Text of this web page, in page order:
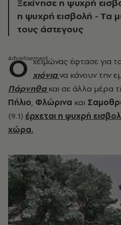
Ξεκίνησε η ψυχρή
η ψυχρή εισβολή - Τα
τους άστεγους
O χειμώνας έφτασε για
χιόνιανα κάνουν την
Πάρνηθα και σε άλλα μέρα
Πήλιο, Φλώρινα και
(9.1) έρχεται η ψυχρή
χώρα.